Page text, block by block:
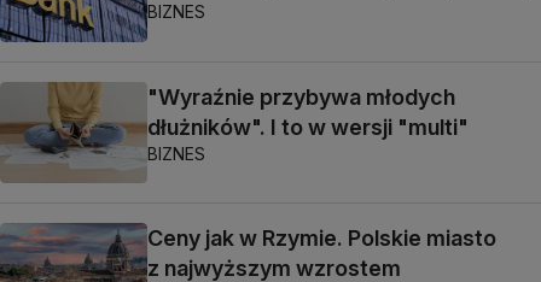
BIZNES
"Wyraźnie przybywa młodych
dłużników". I to w wersji "multi"
BIZNES
Ceny jak w Rzymie. Polskie miasto
z najwyższym wzrostem